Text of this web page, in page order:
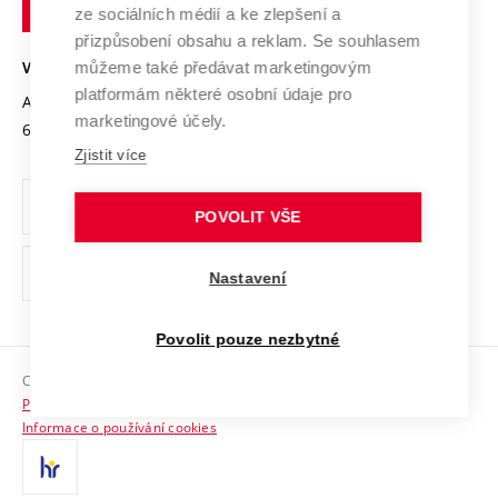
Open Science
Projekty
Projekty ze strukturálních fondů
Specifický výzkum
Mezinárodní dohody
Univerzitní sítě
Bezpečná univerzita
Vyznamenání
Organizační struktura
Ochrana osobních údajů
odkaz)
Sociální bezpečí
HR Award
Kontakty
Brně
VYSOKÉ UČENÍ TECHNICKÉ V BRNĚ
Antonínská 548/1
602 00 Brno
www.vut.cz
vut@vutbr.cz
Copyright © 2026 VUT
Prohlášení o přístupnosti
Informace o používání cookies
ze sociálních médií a ke zlepšení a
přizpůsobení obsahu a reklam. Se souhlasem
můžeme také předávat marketingovým
platformám některé osobní údaje pro
marketingové účely.
Zjistit více
POVOLIT VŠE
Nastavení
Povolit pouze nezbytné